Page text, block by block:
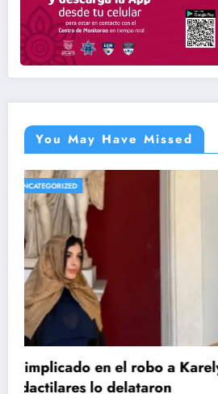
You May Have Missed
UNCATEGORIZED
“El banderazo de la
pesos”: ANPEC alerta